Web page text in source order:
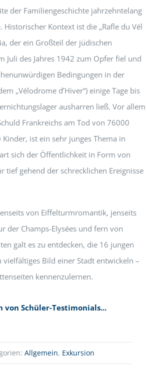
der Familiengeschichte jahrzehntelang
Kontext ist die „Rafle du Vél
der ein Großteil der jüdischen
Juli des Jahres 1942 zum Opfer fiel und
Bedingungen in der
„Vélodrome d’Hiver“) einige Tage bis
ausharren ließ. Vor allem
Frankreichs am Tod von 76000
ist ein sehr junges Thema in
sich der Öffentlichkeit in Form von
tief gehend der schrecklichen Ereignisse
von Eiffelturmromantik, jenseits
der Champs-Elysées und fern von
galt es zu entdecken, die 16 jungen
vielfältiges Bild einer Stadt entwickeln –
kennenzulernen.
von Schüler-Testimonials...
Allgemein, Exkursion